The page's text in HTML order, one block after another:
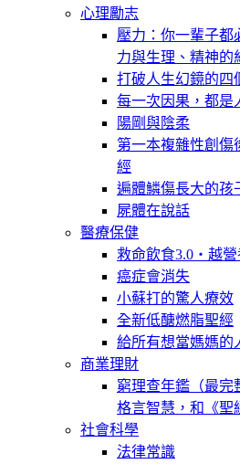
心理勵志
壓力：你一輩子都
力與生理、精神的
打破人生幻鏡的四
每一次因果，都是
陽剛與陰柔
第一本複雜性創傷
經
遍體鱗傷長大的孩
屍體在說話
醫療保健
救命飲食3.0‧越營
癌症會消失
小蘇打的驚人療效
全新低醣燃脂聖經
給所有想當媽媽的
商業理財
窮理查年鑑（最完
格言智慧，和《聖
社會科學
法律常識